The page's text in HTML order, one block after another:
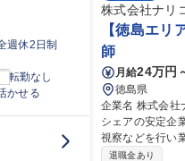
週休2日制
転勤なし
かせる
株式会社ナリ
【徳島エリ
師
月給24万円
徳島県
企業名 株式会社ナリコマエンタープライ
シェアの安定企業 仕事の内容 ▼既存施設のお客様に定期訪問するアドバイザーと同行し、業務整理の
視察などを行い業務
入時にはサポ
退職金あり